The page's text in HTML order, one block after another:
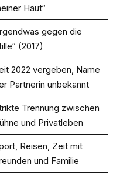
Haut“
gegen die
(2017)
2022 vergeben, Name
Partnerin unbekannt
Trennung zwischen
und Privatleben
Reisen, Zeit mit
und Familie